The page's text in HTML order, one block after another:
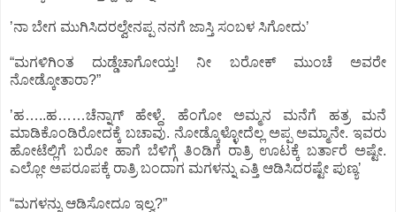
ʼನಾ ಬೇಗ ಮುಗಿಸಿದರಲ್ವೇನಪ್ಪ ನನಗೆ ಜಾಸ್ತಿ ಸಂಬಳ ಸಿಗೋದುʼ
“ಮಗಳಿಗಿಂತ ದುಡ್ಡೆಚಾಗೋಯ್ತ! ನೀ ಬರೋಕ್‌ ಮುಂಚೆ ಅವರೇ
ನೋಡ್ಕೋತಾರಾ?”
ʼಹ…..ಹ……ಚೆನ್ನಾಗ್‌ ಹೇಳ್ದೆ. ಹೆಂಗೋ ಅಮ್ಮನ ಮನೆಗೆ ಹತ್ರ ಮನೆ
ಮಾಡಿಕೊಂಡಿರೋದಕ್ಕೆ ಬಚಾವು. ನೋಡ್ಕೊಳ್ಳೋದೆಲ್ಲ ಅಪ್ಪ ಅಮ್ಮಾನೇ. ಇವರು
ಹೋಟೆಲ್ಲಿಗೆ ಬರೋ ಹಾಗೆ ಬೆಳಿಗ್ಗೆ ತಿಂಡಿಗೆ ರಾತ್ರಿ ಊಟಕ್ಕೆ ಬರ್ತಾರೆ ಅಷ್ಟೇ.
ಎಲ್ಲೋ ಅಪರೂಪಕ್ಕೆ ರಾತ್ರಿ ಬಂದಾಗ ಮಗಳನ್ನು ಎತ್ತಿ ಆಡಿಸಿದರಷ್ಟೇ ಪುಣ್ಯʼ
“ಮಗಳನ್ನು ಆಡಿಸೋದೂ ಇಲ್ವ?”